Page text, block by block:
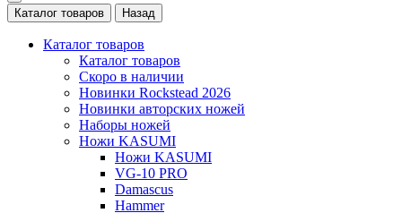
Каталог товаров Назад
Каталог товаров
Каталог товаров
Скоро в наличии
Новинки Rockstead 2026
Новинки авторских ножей
Наборы ножей
Ножи KASUMI
Ножи KASUMI
VG-10 PRO
Damascus
Hammer